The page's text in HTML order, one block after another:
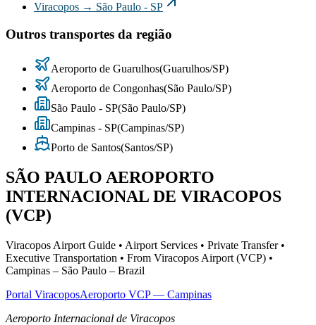
Viracopos → São Paulo - SP
Outros transportes da região
Aeroporto de Guarulhos(Guarulhos/SP)
Aeroporto de Congonhas(São Paulo/SP)
São Paulo - SP(São Paulo/SP)
Campinas - SP(Campinas/SP)
Porto de Santos(Santos/SP)
SÃO PAULO AEROPORTO
INTERNACIONAL DE VIRACOPOS
(VCP)
Viracopos Airport Guide • Airport Services • Private Transfer •
Executive Transportation • From Viracopos Airport (VCP) •
Campinas – São Paulo – Brazil
Portal ViracoposAeroporto VCP — Campinas
Aeroporto Internacional de Viracopos